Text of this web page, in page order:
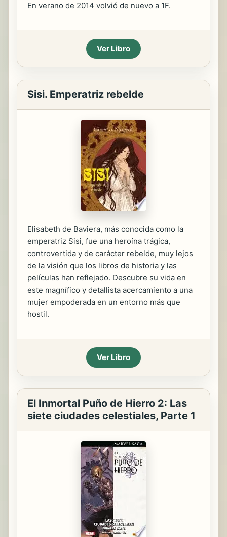
En verano de 2014 volvió de nuevo a 1F.
Ver Libro
Sisi. Emperatriz rebelde
Elisabeth de Baviera, más conocida como la
emperatriz Sisi, fue una heroína trágica,
controvertida y de carácter rebelde, muy lejos
de la visión que los libros de historia y las
películas han reflejado. Descubre su vida en
este magnífico y detallista acercamiento a una
mujer empoderada en un entorno más que
hostil.
Ver Libro
El Inmortal Puño de Hierro 2: Las
siete ciudades celestiales, Parte 1